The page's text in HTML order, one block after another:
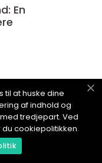
En
no
til at huske dine
af indhold og
tredjepart. Ved
cookiepolitikken.